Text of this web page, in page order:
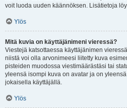
voit luoda uuden käännöksen. Lisätietoja
Ylös
Mitä kuvia on käyttäjänimeni vieressä?
Viestejä katsottaessa käyttäjänimen
niistä voi olla arvonimeesi liitetty kuva
pisteiden muodossa viestimäärästäsi tai
yleensä isompi kuva on avatar ja on
jokaisella käyttäjällä.
Ylös